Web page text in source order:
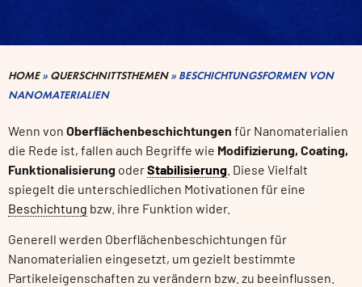
HOME» QUERSCHNITTSTHEMEN» BESCHICHTUNGSFORMEN VON
NANOMATERIALIEN
Wenn von Oberflächenbeschichtungen für Nanomaterialien
die Rede ist, fallen auch Begriffe wie Modifizierung, Coating,
Funktionalisierung oderStabilisierung . Diese Vielfalt
spiegelt die unterschiedlichen Motivationen für eine
Beschichtung bzw. ihre Funktion wider.
Generell werden Oberflächenbeschichtungen für
Nanomaterialien eingesetzt, um gezielt bestimmte
Partikeleigenschaften zu verändern bzw. zu beeinflussen.